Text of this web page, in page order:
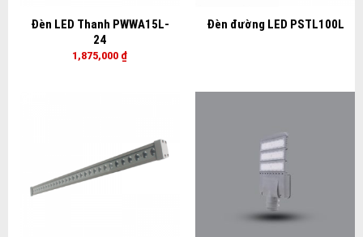
Đèn LED Thanh PWWA15L-
24
1,875,000 ₫
Đèn đường LED PSTL100L